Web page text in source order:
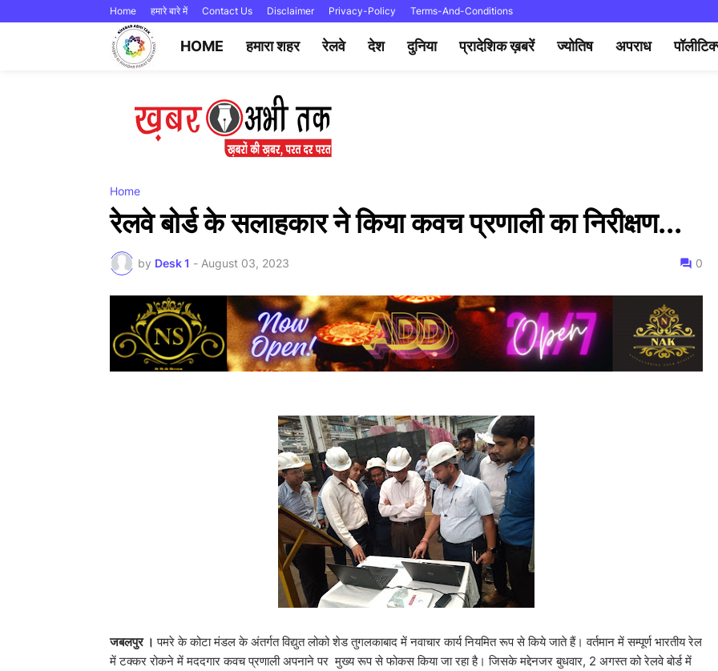
Home हमारे बारे में Contact Us Disclaimer Privacy-Policy Terms-And-Conditions
HOME हमारा शहर रेलवे देश दुनिया प्रादेशिक ख़बरें ज्योतिष अपराध
Home
रेलवे बोर्ड के सलाहकार ने किया कवच प्रणाली का निरीक्षण...
by Desk 1 - August 03, 2023 0
जबलपुर । पमरे के कोटा मंडल के अंतर्गत विद्युत लोको शेड तुगलकाबाद में नवाचार कार्य नियमित रूप से किये जाते हैं। वर्तमान में सम्पूर्ण भारतीय रेल
में टक्कर रोकने में मददगार कवच प्रणाली अपनाने पर मुख्य रूप से फोकस किया जा रहा है। जिसके मद्देनजर बुधवार, 2 अगस्त को रेलवे बोर्ड में